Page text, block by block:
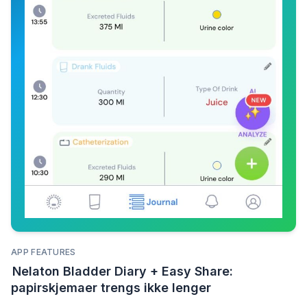
APP FEATURES
Nelaton Bladder Diary + Easy Share:
papirskjemaer trengs ikke lenger